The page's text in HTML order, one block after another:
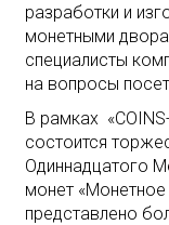
разработки и
монетными
специалисты
на вопросы
В рамках
состоится
Одиннадцатого
монет «Монетное
представлено